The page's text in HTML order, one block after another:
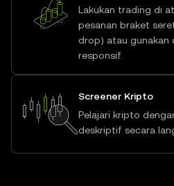
Lakukan trading di
pesanan braket
drop) atau gunakan
responsif.
Screener Kripto
Pelajari kripto
deskriptif secara